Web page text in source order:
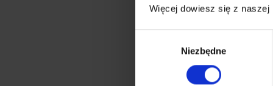
Więcej dowiesz się z naszej
Niezbędne